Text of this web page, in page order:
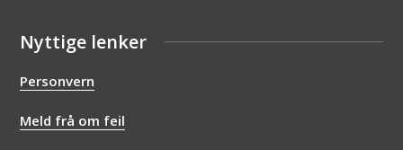
Nyttige lenker
Personvern
Meld frå om feil